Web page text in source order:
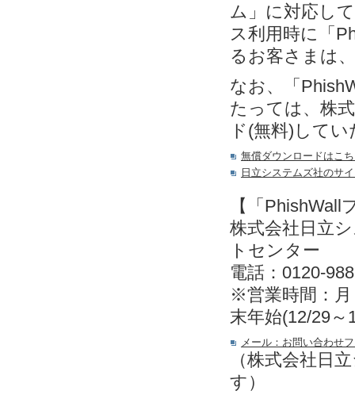
ム」に対応し
ス利用時に「
るお客さまは
なお、「
たっては、株
ド(無料)して
無償ダウンロードはこ
日立システムズ社のサ
【「
株式会社日立
トセンター
電話：0120-
※営業時間：
末年始(12/29～
メール：お問い合わせ
（株式会社日
す）